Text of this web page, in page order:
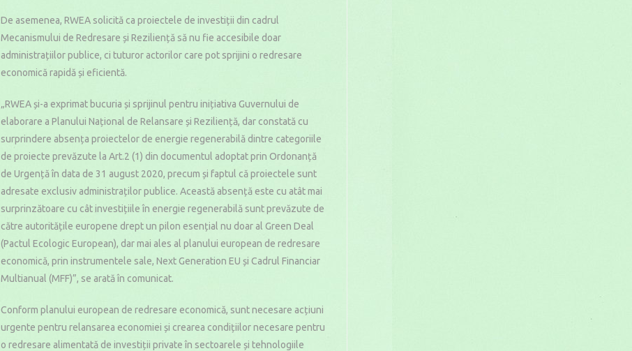
De asemenea, RWEA solicită ca proiectele de investiții din cadrul
Mecanismului de Redresare și Reziliență să nu fie accesibile doar
administrațiilor publice, ci tuturor actorilor care pot sprijini o redresare
economică rapidă și eficientă.
„RWEA și-a exprimat bucuria și sprijinul pentru inițiativa Guvernului de
elaborare a Planului Național de Relansare și Reziliență, dar constată cu
surprindere absența proiectelor de energie regenerabilă dintre categoriile
de proiecte prevăzute la Art.2 (1) din documentul adoptat prin Ordonanță
de Urgență în data de 31 august 2020, precum și faptul că proiectele sunt
adresate exclusiv administraților publice. Această absență este cu atât mai
surprinzătoare cu cât investițiile în energie regenerabilă sunt prevăzute de
către autoritățile europene drept un pilon esențial nu doar al Green Deal
(Pactul Ecologic European), dar mai ales al planului european de redresare
economică, prin instrumentele sale, Next Generation EU și Cadrul Financiar
Multianual (MFF)”, se arată în comunicat.
Conform planului european de redresare economică, sunt necesare acțiuni
urgente pentru relansarea economiei și crearea condițiilor necesare pentru
o redresare alimentată de investiții private în sectoarele și tehnologiile